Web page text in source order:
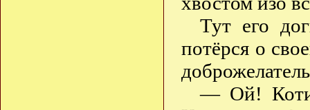
Тут его
потёрся о
— Ой!